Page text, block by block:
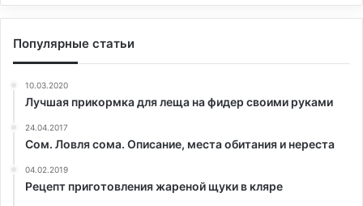
Популярные статьи
10.03.2020
Лучшая прикормка для леща на фидер своими руками
24.04.2017
Сом. Ловля сома. Описание, места обитания и нереста
04.02.2019
Рецепт приготовления жареной щуки в кляре